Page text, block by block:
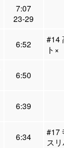
7:07
23-29
6:52
#14
ト×
6:50
6:39
6:34
#17
ス